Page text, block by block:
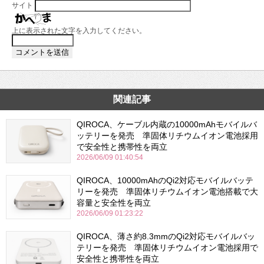
サイト
上に表示された文字を入力してください。
関連記事
QIROCA、ケーブル内蔵の10000mAhモバイルバ
ッテリーを発売 準固体リチウムイオン電池採用
で安全性と携帯性を両立
2026/06/09 01:40:54
QIROCA、10000mAhのQi2対応モバイルバッテ
リーを発売 準固体リチウムイオン電池搭載で大
容量と安全性を両立
2026/06/09 01:23:22
QIROCA、薄さ約8.3mmのQi2対応モバイルバッ
テリーを発売 準固体リチウムイオン電池採用で
安全性と携帯性を両立